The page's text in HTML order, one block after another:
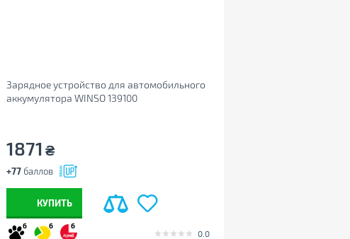
Зарядное устройство для автомобильного
аккумулятора WINSO 139100
1871 ₴
+77 баллов
КУПИТЬ
6 6 6
0.0